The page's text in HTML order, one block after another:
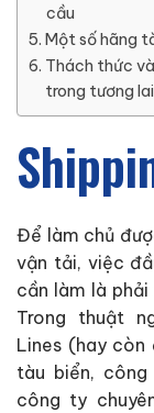
cầu
Một số hãng
Thách thức
trong tương lai
Để làm chủ
vận tải, việc
cần làm là phải
Trong thuật
Lines (hay
tàu biển,
công ty